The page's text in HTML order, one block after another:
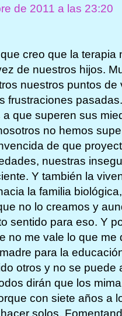
de 2011 a las 23:20
creo que la
de nuestros hijos.
nuestros puntos
frustraciones
a que superen sus
no hemos
de que
nuestras
Y también la
la familia
no lo creamos y
sentido para eso. Y
no me vale lo que
para la
otros y no se puede
dirán que los
con siete años a
solos.